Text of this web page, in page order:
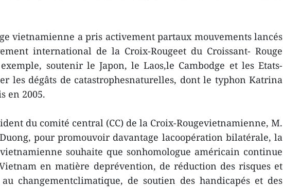
vietnamienne a pris activement partaux mouvements lancés
international de la Croix-Rougeet du Croissant- Rouge
soutenir le Japon, le Laos,le Cambodge et les Etats-
les dégâts de catastrophesnaturelles, dont le typhon Katrina
en 2005.
du comité central (CC) de la Croix-Rougevietnamienne, M.
pour promouvoir davantage lacoopération bilatérale, la
souhaite que sonhomologue américain continue
en matière deprévention, de réduction des risques et
changementclimatique, de soutien des handicapés et des